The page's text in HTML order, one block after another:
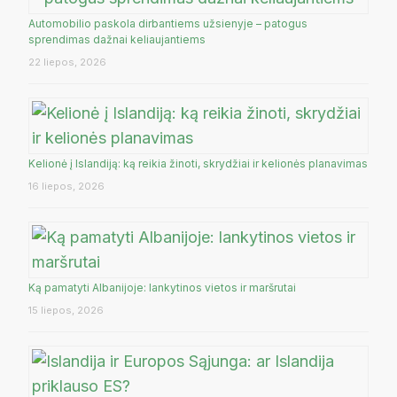
Automobilio paskola dirbantiems užsienyje – patogus
sprendimas dažnai keliaujantiems
22 liepos, 2026
Kelionė į Islandiją: ką reikia žinoti, skrydžiai ir kelionės planavimas
16 liepos, 2026
Ką pamatyti Albanijoje: lankytinos vietos ir maršrutai
15 liepos, 2026